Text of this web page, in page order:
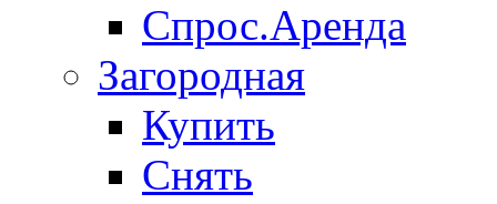
Спрос.Аренда
Загородная
Купить
Снять